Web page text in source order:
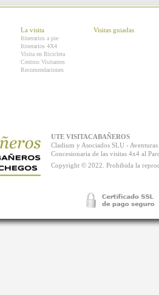
La visita
Itinerarios a pie
Itinerarios 4X4
Visita en Bicicleta
Centros Visitantes
Recomendaciones
Visitas guiadas
UTE VISITACABAÑEROS
Cladium y Asociados SLU -
Concesionaria de las visitas 4x4 al
Copyright © 2022. Prohibida la